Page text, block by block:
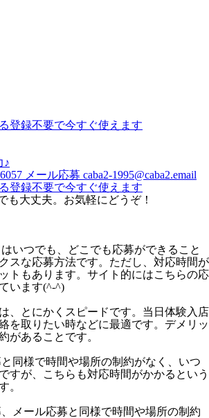
登録不要で今すぐ使えます
♪
メール応募 caba2-1995@caba2.email
登録不要で今すぐ使えます
も大丈夫。お気軽にどうぞ！
いつでも、どこでも応募ができること
スな応募方法です。ただし、対応時間が
トもあります。サイト的にはこちらの応
います(^-^)
、とにかくスピードです。当日体験入店
を取りたい時などに最適です。デメリッ
があることです。
同様で時間や場所の制約がなく、いつ
すが、こちらも対応時間がかかるという
。
メール応募と同様で時間や場所の制約